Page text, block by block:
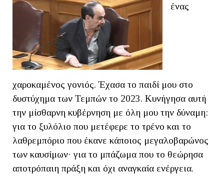
ένας
χαροκαμένος γονιός. Έχασα το παιδί μου στο
δυστύχημα των Τεμπών το 2023. Κυνήγησα αυτή
την μίσθαρνη κυβέρνηση με όλη μου την δύναμη:
για το ξυλόλιο που μετέφερε το τρένο και το
λαθρεμπόριο που έκανε κάποιος μεγαλοβαρώνος
των καυσίμων· για το μπάζωμα που το θεώρησα
αποτρόπαιη πράξη και όχι αναγκαία ενέργεια.